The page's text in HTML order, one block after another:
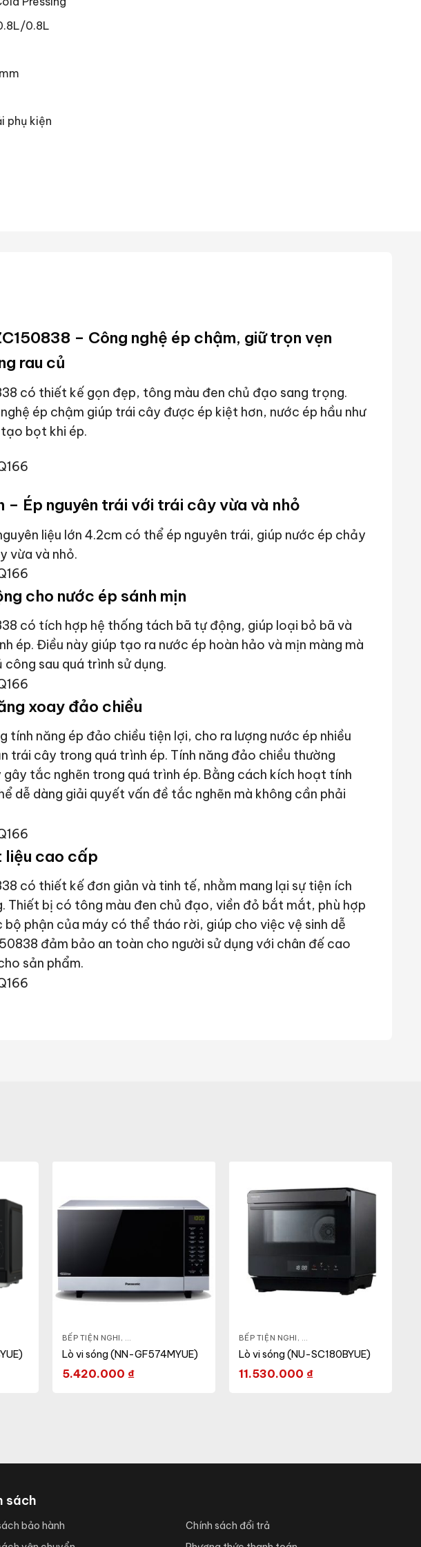
0.8L
phụ kiện
– Công nghệ ép chậm, giữ trọn vẹn
rau củ
có thiết kế gọn đẹp, tông màu đen chủ đạo sang trọng.
ép chậm giúp trái cây được ép kiệt hơn, nước ép hầu như
bọt khi ép.
– Ép nguyên trái với trái cây vừa và nhỏ
liệu lớn 4.2cm có thể ép nguyên trái, giúp nước ép chảy
vừa và nhỏ.
cho nước ép sánh mịn
có tích hợp hệ thống tách bã tự động, giúp loại bỏ bã và
ép. Điều này giúp tạo ra nước ép hoàn hảo và mịn màng mà
sau quá trình sử dụng.
xoay đảo chiều
tính năng ép đảo chiều tiện lợi, cho ra lượng nước ép nhiều
trái cây trong quá trình ép. Tính năng đảo chiều thường
tắc nghẽn trong quá trình ép. Bằng cách kích hoạt tính
dễ dàng giải quyết vấn đề tắc nghẽn mà không cần phải
cao cấp
có thiết kế đơn giản và tinh tế, nhằm mang lại sự tiện ích
Thiết bị có tông màu đen chủ đạo, viền đỏ bắt mắt, phù hợp
bộ phận của máy có thể tháo rời, giúp cho việc vệ sinh dễ
đảm bảo an toàn cho người sử dụng với chân đế cao
sản phẩm.
& ĐẸP LÒ VI SÓNG
BẾP TIỆN NGHI , GIA DỤNG KHỎE & ĐẸP LÒ VI SÓNG
Lò vi sóng (NN-GF574MYUE)
5.420.000 ₫
BẾP TIỆN NGHI , GIA DỤNG KHỎE & ĐẸP
Lò vi sóng (NU-SC180BYUE)
11.530.000 ₫
sách
bảo hành
Chính sách đổi trả